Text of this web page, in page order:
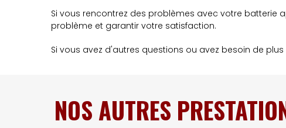
Si vous rencontrez des problèmes avec votre batterie
problème et garantir votre satisfaction.
Si vous avez d'autres questions ou avez besoin de
NOS AUTRES